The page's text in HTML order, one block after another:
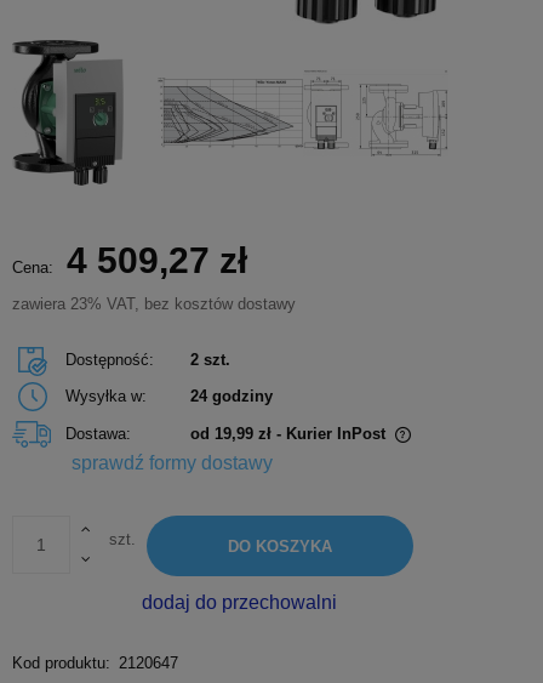
Cena: 4 509,27 zł
zawiera 23% VAT, bez kosztów dostawy
Dostępność:
2 szt.
Wysyłka w:
24 godziny
Dostawa: od 19,99 zł - Kurier InPost
Cena nie zawiera ewentualnych kosztów płatności
sprawdź formy dostawy
szt. DO KOSZYKA
dodaj do przechowalni
Kod produktu: 2120647